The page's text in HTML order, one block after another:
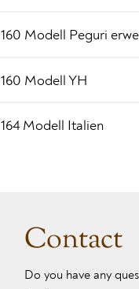
160 Modell Peguri
160 Modell YH
164 Modell Italien
Contact
Do you have any